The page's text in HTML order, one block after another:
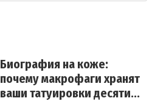
Биография на коже:
почему макрофаги хранят
ваши татуировки десяти...